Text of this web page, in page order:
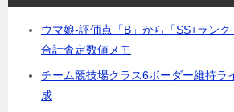
ウマ娘-評価点「B」から「SS+ラン
合計査定数値メモ
チーム競技場クラス6ボーダー維持ラ
成